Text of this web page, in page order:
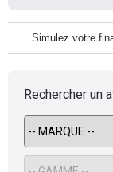
Simulez votre
Rechercher un